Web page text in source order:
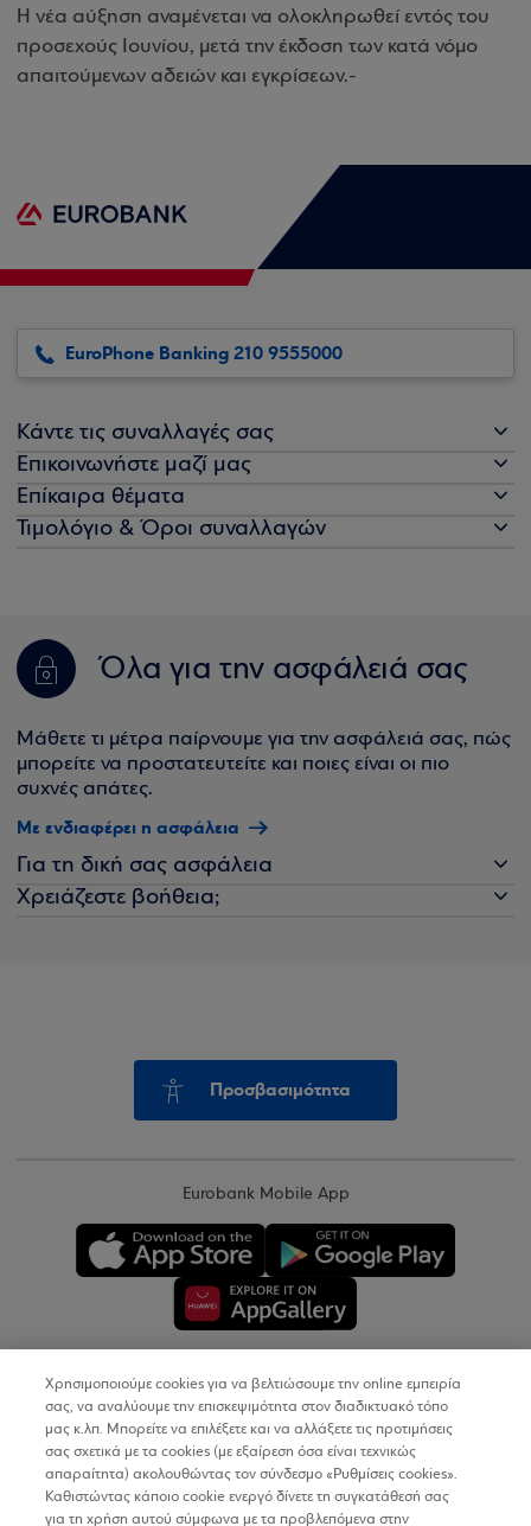
Η νέα αύξηση αναμένεται να ολοκληρωθεί εντός του
προσεχούς Ιουνίου, μετά την έκδοση των κατά νόμο
απαιτούμενων αδειών και εγκρίσεων.-
EuroPhone Banking 210 9555000
Κάντε τις συναλλαγές σας
Επικοινωνήστε μαζί μας
Επίκαιρα θέματα
Τιμολόγιο & Όροι συναλλαγών
Όλα για την ασφάλειά σας
Μάθετε τι μέτρα παίρνουμε για την ασφάλειά σας, πώς
μπορείτε να προστατευτείτε και ποιες είναι οι πιο
συχνές απάτες.
Με ενδιαφέρει η ασφάλεια
Για τη δική σας ασφάλεια
Χρειάζεστε βοήθεια;
Προσβασιμότητα
Eurobank Mobile App
Copyright © 2026
Όροι Χρήσης
Προσωπικά Δεδομένα στον Διαδικτυακό Τόπο
Χρησιμοποιούμε cookies για να βελτιώσουμε την online εμπειρία
σας, να αναλύουμε την επισκεψιμότητα στον διαδικτυακό τόπο
μας κ.λπ. Μπορείτε να επιλέξετε και να αλλάξετε τις προτιμήσεις
σας σχετικά με τα cookies (με εξαίρεση όσα είναι τεχνικώς
απαραίτητα) ακολουθώντας τον σύνδεσμο «Ρυθμίσεις cookies».
Καθιστώντας κάποιο cookie ενεργό δίνετε τη συγκατάθεσή σας
για τη χρήση αυτού σύμφωνα με τα προβλεπόμενα στην